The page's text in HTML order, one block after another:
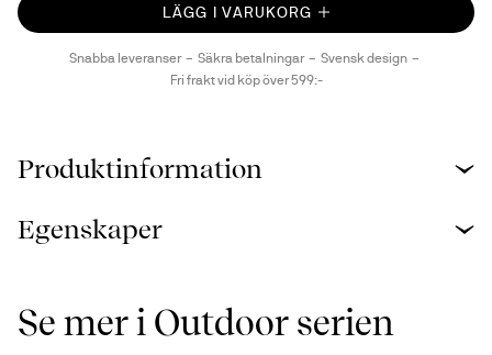
LÄGG I VARUKORG
Snabba leveranser Säkra betalningar
Svensk design
Fri frakt vid köp över 599:-
Produktinformation
Egenskaper
Se mer i Outdoor serien